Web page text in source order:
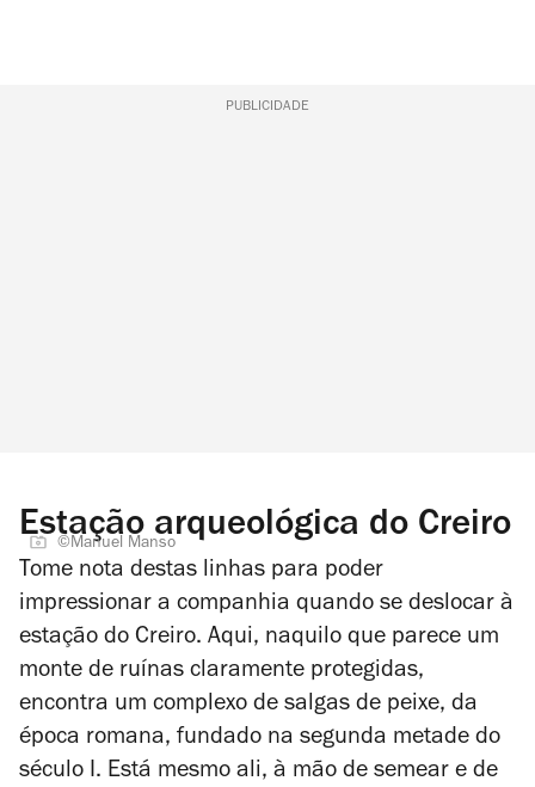
PUBLICIDADE
Estação arqueológica do Creiro
©Manuel Manso
Tome nota destas linhas para poder
impressionar a companhia quando se deslocar à
estação do Creiro. Aqui, naquilo que parece um
monte de ruínas claramente protegidas,
encontra um complexo de salgas de peixe, da
época romana, fundado na segunda metade do
século I. Está mesmo ali, à mão de semear e de